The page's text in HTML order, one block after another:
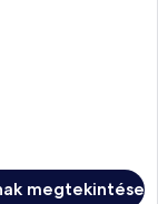
megtekintése